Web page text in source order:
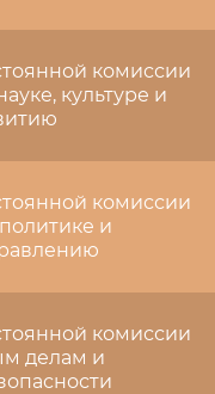
комиссии
культуре и
комиссии
и
комиссии
делам и